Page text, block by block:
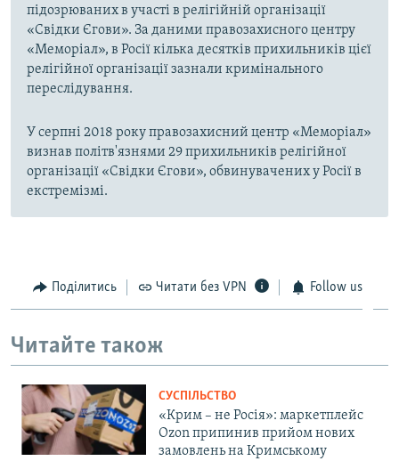
підозрюваних в участі в релігійній організації
«Свідки Єгови». За даними правозахисного центру
«Меморіал», в Росії кілька десятків прихильників цієї
релігійної організації зазнали кримінального
переслідування.
У серпні 2018 року правозахисний центр «Меморіал»
визнав політв'язнями 29 прихильників релігійної
організації «Свідки Єгови», обвинувачених у Росії в
екстремізмі.
Поділитись Читати без VPN Follow us
Читайте також
СУСПІЛЬСТВО
«Крим – не Росія»: маркетплейс
Ozon припинив прийом нових
замовлень на Кримському